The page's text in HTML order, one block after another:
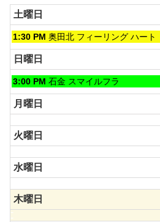
土曜日
土
曜
日,
8
月
1st
2026
1:30 PM 奥田北 フィーリング ハート
日曜日
日
曜
日,
8
月
2nd
2026
3:00 PM 石金 スマイルフラ
月曜日
火曜日
水曜日
木曜日